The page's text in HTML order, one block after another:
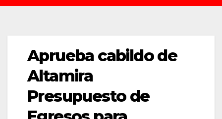
Aprueba cabildo de
Altamira
Presupuesto de